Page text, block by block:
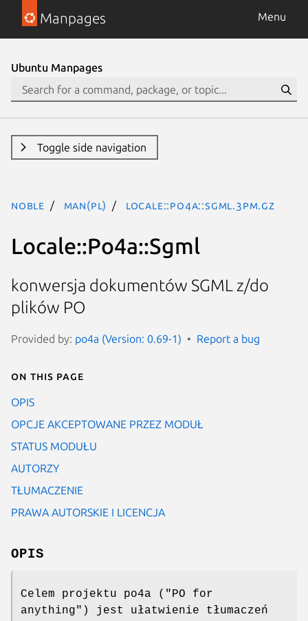
Manpages Menu
Ubuntu Manpages
Toggle side navigation
noble man(pl) Locale::Po4a::Sgml.3pm.gz
Locale::Po4a::Sgml
konwersja dokumentów SGML z/do
plików PO
Provided by: po4a (Version: 0.69-1) Report a bug
On this page
OPIS
OPCJE AKCEPTOWANE PRZEZ MODUŁ
STATUS MODUŁU
AUTORZY
TŁUMACZENIE
PRAWA AUTORSKIE I LICENCJA
OPIS
Celem projektu po4a ("PO for
anything") jest ułatwienie tłumaczeń